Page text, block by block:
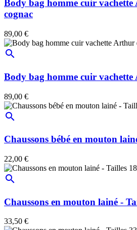
Body bag homme cuir
cognac
89,00 €
search
Body bag homme cuir
89,00 €
search
Chaussons bébé en mouton
22,00 €
search
Chaussons en mouton lainé -
33,50 €